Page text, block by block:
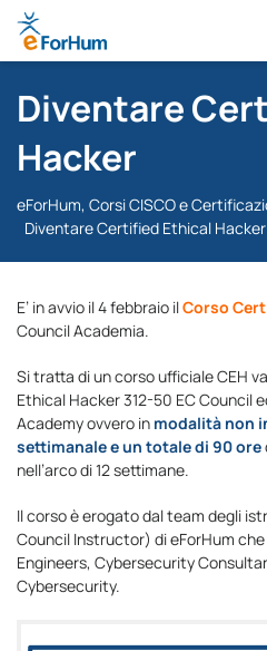
Diventare
Hacker
eForHum, Corsi CISCO e
Diventare Certified Ethical Hacker
E’ in avvio il 4 febbraio ilCorso
Council Academia.
Si tratta di un corso ufficiale CEH
Ethical Hacker 312-50 EC Council
Academy ovvero in modalità non
settimanale e un totale di 90 ore
nell’arco di 12 settimane.
Il corso è erogato dal team degli
Council Instructor) di eForHum
Engineers, Cybersecurity
Cybersecurity.